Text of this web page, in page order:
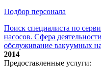
Подбор персонала
Поиск специалиста по
насосов. Сфера
обслуживание вакуумных
2014
Предоставленные услуги: